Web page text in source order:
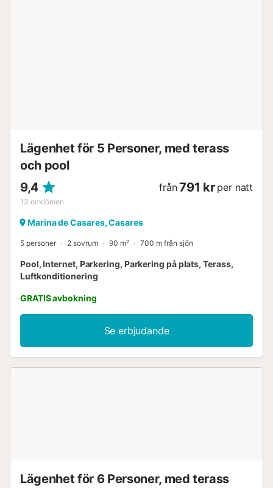
Lägenhet för 5 Personer, med terass
och pool
9,4
13 omdömen
från 791 kr per natt
Marina de Casares, Casares
5 personer 2 sovrum 90 m² 700 m från sjön
Pool, Internet, Parkering, Parkering på plats, Terass,
Luftkonditionering
GRATIS avbokning
Se erbjudande
Lägenhet för 6 Personer, med terass